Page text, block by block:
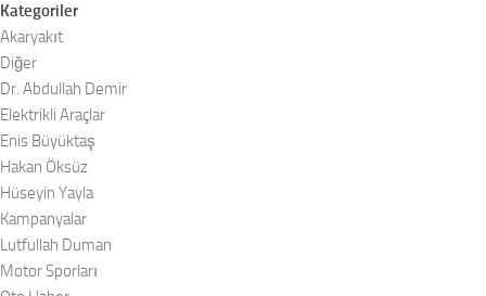
Kategoriler
Akaryakıt
Diğer
Dr. Abdullah Demir
Elektrikli Araçlar
Enis Büyüktaş
Hakan Öksüz
Hüseyin Yayla
Kampanyalar
Lutfullah Duman
Motor Sporları